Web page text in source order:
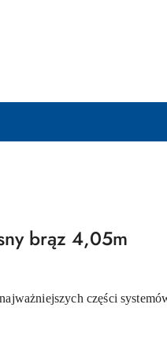
brąz 4,05m
części